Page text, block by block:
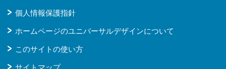
個人情報保護指針
ホームページのユニバーサルデザインについて
このサイトの使い方